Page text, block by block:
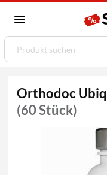
Orthodoc
(60 Stück)